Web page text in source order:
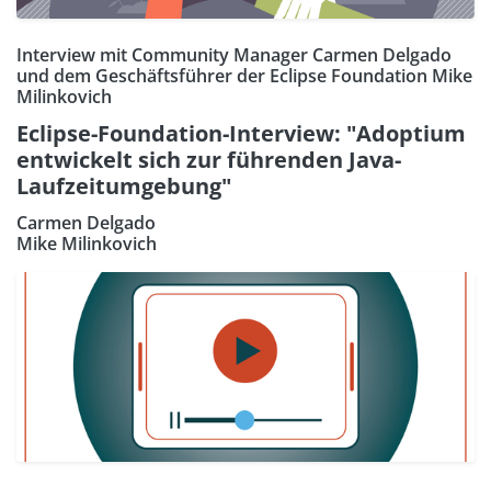
Interview mit Community Manager Carmen Delgado
und dem Geschäftsführer der Eclipse Foundation Mike
Milinkovich
Eclipse-Foundation-Interview: "Adoptium
entwickelt sich zur führenden Java-
Laufzeitumgebung"
Carmen Delgado
Mike Milinkovich